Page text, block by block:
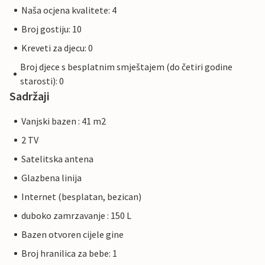
Naša ocjena kvalitete: 4
Broj gostiju: 10
Kreveti za djecu: 0
Broj djece s besplatnim smještajem (do četiri godine
starosti): 0
Sadržaji
Vanjski bazen : 41 m2
2 TV
Satelitska antena
Glazbena linija
Internet (besplatan, bezican)
duboko zamrzavanje : 150 L
Bazen otvoren cijele gine
Broj hranilica za bebe: 1